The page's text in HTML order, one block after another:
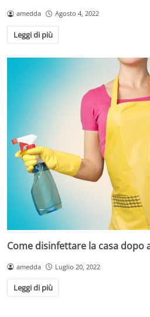
amedda Agosto 4, 2022
Leggi di più
Come disinfettare la casa dopo
amedda Luglio 20, 2022
Leggi di più